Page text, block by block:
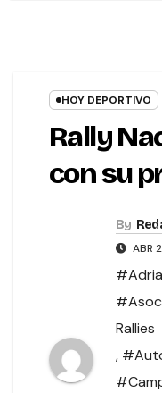
HOY DEPORTIVO
Rally
con su
By
ABR
Rallies
,